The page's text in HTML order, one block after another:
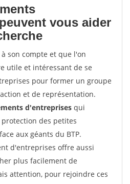
vous aider
son compte et que l'on
utile et intéressant de se
pour former un groupe
et de représentation.
d'entreprises qui
des petites
aux géants du BTP.
d'entreprises offre aussi
plus facilement de
attention, pour rejoindre ces